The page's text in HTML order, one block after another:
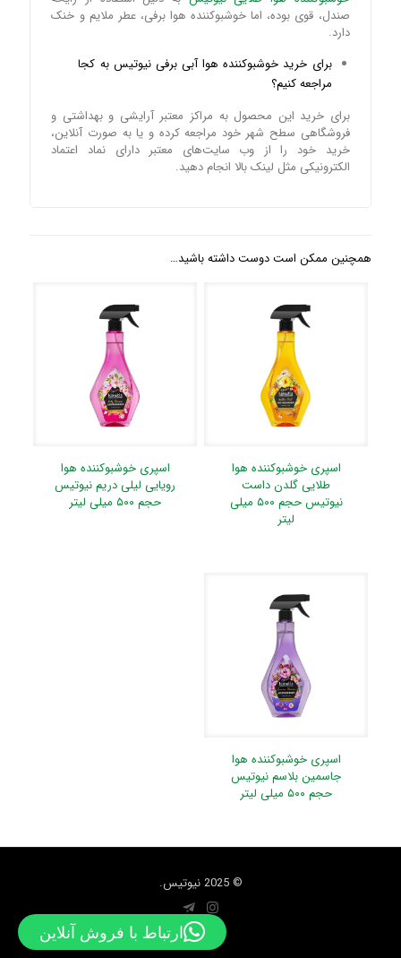
صندل، قوی بوده، اما خوشبوکننده هوا برفی، عطر ملایم و خنک
دارد.
برای خرید خوشبوکننده هوا آبی برفی نیوتیس به کجا
مراجعه کنیم؟
برای خرید این محصول به مراکز معتبر آرایشی و بهداشتی و
فروشگاهی سطح شهر خود مراجعه کرده و یا به صورت آنلاین،
خرید خود را از وب‌ سایت‌های معتبر دارای نماد اعتماد
الکترونیکی مثل لینک بالا انجام دهید.
همچنین ممکن است دوست داشته باشید…
اسپری خوشبوکننده هوا
طلایی گلدن داست
نیوتیس حجم ۵۰۰ میلی
لیتر
اسپری خوشبوکننده هوا
رویایی لیلی دریم نیوتیس
حجم ۵۰۰ میلی لیتر
اسپری خوشبوکننده هوا
جاسمین بلاسم نیوتیس
حجم ۵۰۰ میلی لیتر
© 2025 نیوتیس.
ارتباط با فروش آنلاین